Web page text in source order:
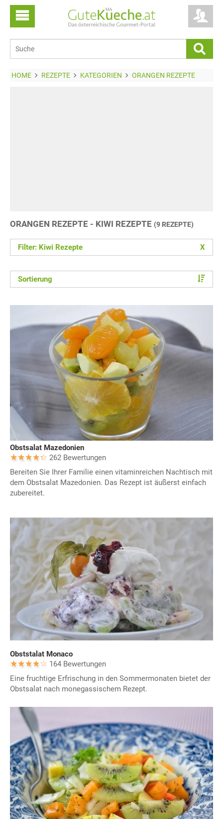
HOME REZEPTE KATEGORIEN ORANGEN REZEPTE
ORANGEN REZEPTE - KIWI REZEPTE (9 REZEPTE)
Filter: Kiwi Rezepte X
Sortierung
Obstsalat Mazedonien
262 Bewertungen
Bereiten Sie Ihrer Familie einen vitaminreichen Nachtisch mit
dem Obstsalat Mazedonien. Das Rezept ist äußerst einfach
zubereitet.
Obststalat Monaco
164 Bewertungen
Eine fruchtige Erfrischung in den Sommermonaten bietet der
Obstsalat nach monegassischem Rezept.